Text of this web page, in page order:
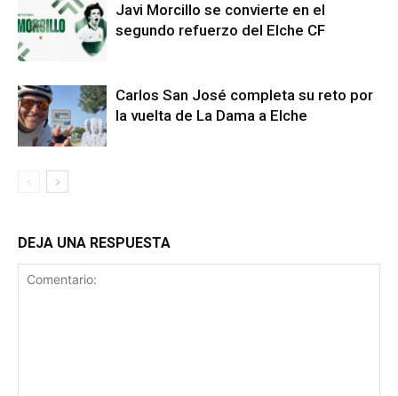
Javi Morcillo se convierte en el
segundo refuerzo del Elche CF
Carlos San José completa su reto por
la vuelta de La Dama a Elche
DEJA UNA RESPUESTA